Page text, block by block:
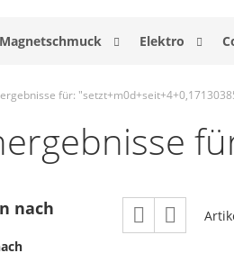
Magnetschmuck Elektro
für:
Ansicht
als
Raster
nach